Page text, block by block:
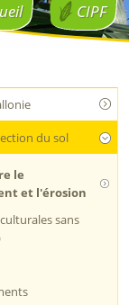
CIPF
du sol
le
et l'érosion
sans